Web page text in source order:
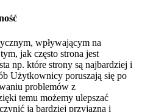
wpływającym na
jak często strona jest
np. które strony są najbardziej i
Użytkownicy poruszają się po
problemów z
temu możemy ulepszać
ją bardziej przyjazną i